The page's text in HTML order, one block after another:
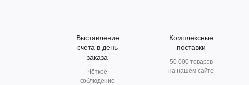
Выставление
счета в день
заказа
Чёткое
соблюдение
Комплексные
поставки
50 000 товаров
на нашем сайте